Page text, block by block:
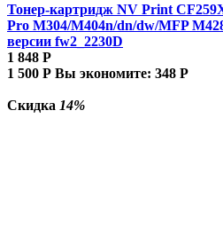
Тонер-картридж NV Print
Pro M304/M404n/dn/dw/MFP
версии fw2_2230D
1 848 Р
1 500 Р Вы экономите: 348 Р
Скидка 14%